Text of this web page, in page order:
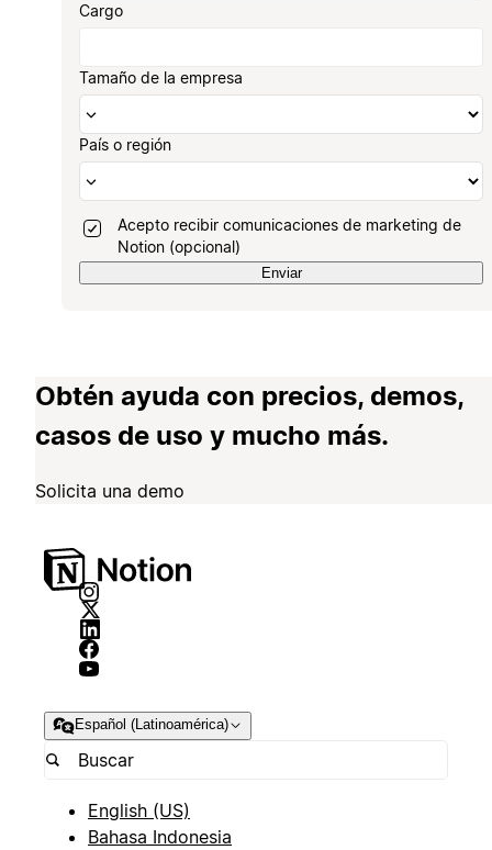
Cargo
Tamaño de la empresa
País o región
Acepto recibir comunicaciones de marketing de
Notion (opcional)
Enviar
Obtén ayuda con precios, demos,
casos de uso y mucho más.
Solicita una demo
Español (Latinoamérica)
English (US)
Bahasa Indonesia